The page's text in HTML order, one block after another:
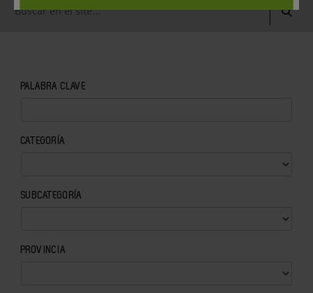
PALABRA CLAVE
CATEGORÍA
SUBCATEGORÍA
PROVINCIA